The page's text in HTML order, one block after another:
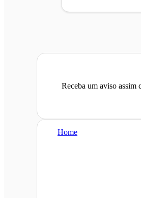
Receba um aviso assim
Home